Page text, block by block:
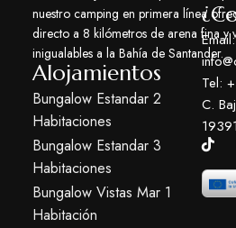
nuestro camping en primera línea
directo a 8 kilómetros de arena fina y
inigualables a la Bahía de Santander.
Alojamientos
Bungalow Estandar 2
Habitaciones
Bungalow Estandar 3
Habitaciones
Bungalow Vistas Mar 1
Habitación
Email:
Tel:
C.